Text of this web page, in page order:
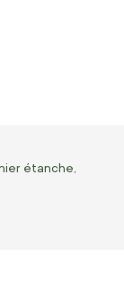
étanche,